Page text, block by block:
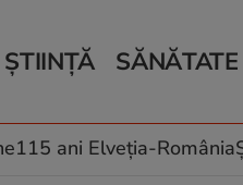
ȘTIINȚĂ
climatice
SĂNĂTATE
Relații
Rețete
115 ani Elveția-România